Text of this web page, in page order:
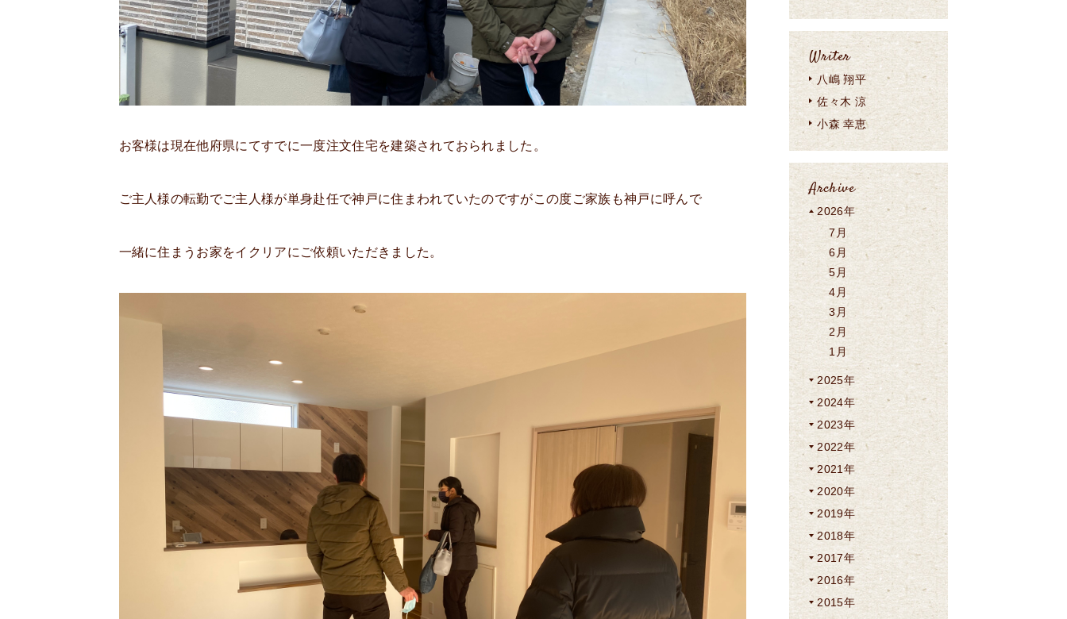
お客様は現在他府県にてすでに一度注文住宅を建築されておられました。
ご主人様の転勤でご主人様が単身赴任で神戸に住まわれていたのですがこの度ご家族も神戸に呼んで
一緒に住まうお家をイクリアにご依頼いただきました。
Writer
八嶋 翔平
佐々木 涼
小森 幸恵
Archive
2026年
7月
6月
5月
4月
3月
2月
1月
2025年
2024年
2023年
2022年
2021年
2020年
2019年
2018年
2017年
2016年
2015年